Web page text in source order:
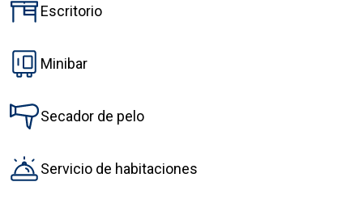
Escritorio
Minibar
Secador de pelo
Servicio de habitaciones